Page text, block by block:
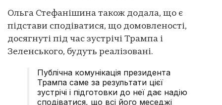
Ольга Стефанішина також додала, що є
підстави сподіватися, що домовленості,
досягнуті під час зустрічі Трампа і
Зеленського, будуть реалізовані.
Публічна комунікація президента
Трампа саме за результати цієї
зустрічі і підготовки до неї дає надію
сподіватися, що всі його меседжі